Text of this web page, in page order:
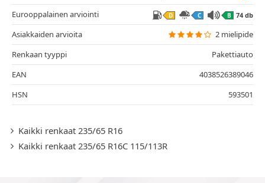
Eurooppalainen arviointi
D C B 74 db
Asiakkaiden arvioita
2 mielipide
Renkaan tyyppi
Pakettiauto
EAN
4038526389046
HSN
593501
Kaikki renkaat 235/65 R16
Kaikki renkaat 235/65 R16C 115/113R